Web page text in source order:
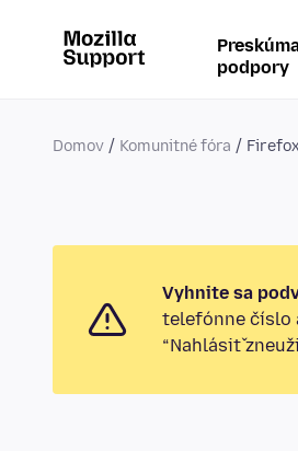
podpory
Domov Komunitné fóra Firefox
Vyhnite sa
telefónne číslo
“Nahlásiť